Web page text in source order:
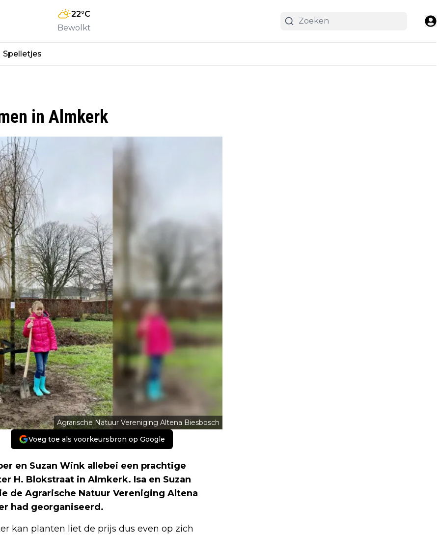
22°C
Bewolkt
Spelletjes
in Almkerk
Agrarische Natuur Vereniging Altena Biesbosch
Voeg toe als voorkeursbron op Google
en Suzan Wink allebei een prachtige
H. Blokstraat in Almkerk. Isa en Suzan
de Agrarische Natuur Vereniging Altena
had georganiseerd.
kan planten liet de prijs dus even op zich